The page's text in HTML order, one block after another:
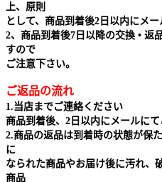
上、原則
として、商品到着後2日以内にメ
2、商品到着後7日以降の交換 • 返
すので
ご注意下さい。
ご返品の流れ
1.当店までご連絡ください
商品到着後、2日以内にメールに
2.商品の返品は到着時の状態が保
に
なられた商品やお届け後に汚れ、
商品